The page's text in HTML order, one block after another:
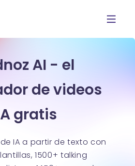
AI - el
de videos
gratis
IA a partir de texto con
1500+ talking